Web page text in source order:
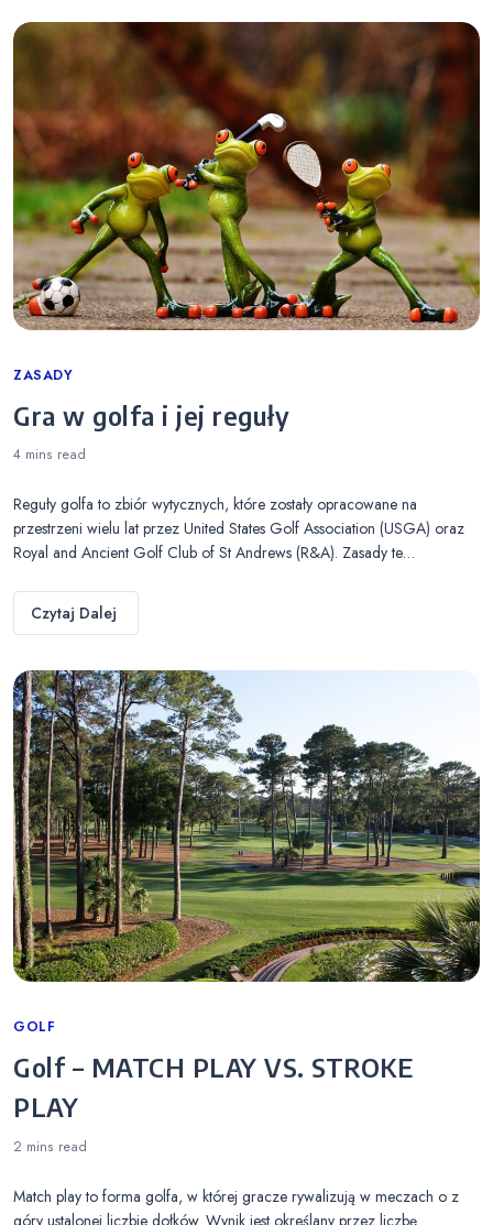
Categories
ZASADY
Gra w golfa i jej reguły
4 mins read
Reguły golfa to zbiór wytycznych, które zostały opracowane na
przestrzeni wielu lat przez United States Golf Association (USGA) oraz
Royal and Ancient Golf Club of St Andrews (R&A). Zasady te…
Czytaj Dalej
Categories
GOLF
Golf – MATCH PLAY VS. STROKE
PLAY
2 mins read
Match play to forma golfa, w której gracze rywalizują w meczach o z
góry ustalonej liczbie dołków. Wynik jest określany przez liczbę